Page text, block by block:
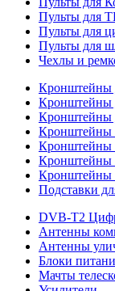
Пульты для
Пульты для
Пульты для
Чехлы и
Кронштейны
Кронштейны
Кронштейны
Кронштейны
Кронштейны
Кронштейны
Кронштейны
Подставки
DVB-T2
Антенны
Антенны
Блоки
Мачты